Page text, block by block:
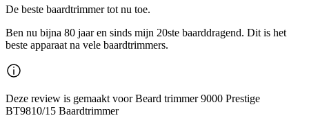
De beste baardtrimmer tot nu toe.
Ben nu bijna 80 jaar en sinds mijn 20ste baarddragend. Dit is het
beste apparaat na vele baardtrimmers.
Deze review is gemaakt voor Beard trimmer 9000 Prestige
BT9810/15 Baardtrimmer